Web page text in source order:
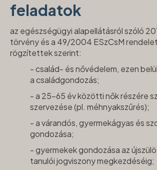
feladatok
az egészségügyi alapellátásról szóló
törvény és a 49/2004 ESzCsM
rögzítettek szerint:
- család- és nővédelem, ezen
a családgondozás;
- a 25-65 év közötti nők részére
szervezése (pl. méhnyakszűrés);
- a várandós, gyermekágyas és
gondozása;
- gyermekek gondozása az
tanulói jogviszony megkezdéséig;